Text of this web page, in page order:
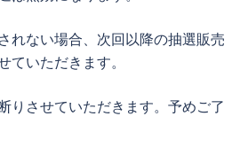
れない場合、次回以降の抽選販売
ていただきます。
りさせていただきます。予めご了